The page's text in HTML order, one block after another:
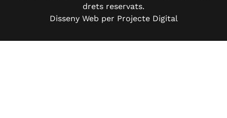
drets reservats.
Disseny Web per Projecte Digital